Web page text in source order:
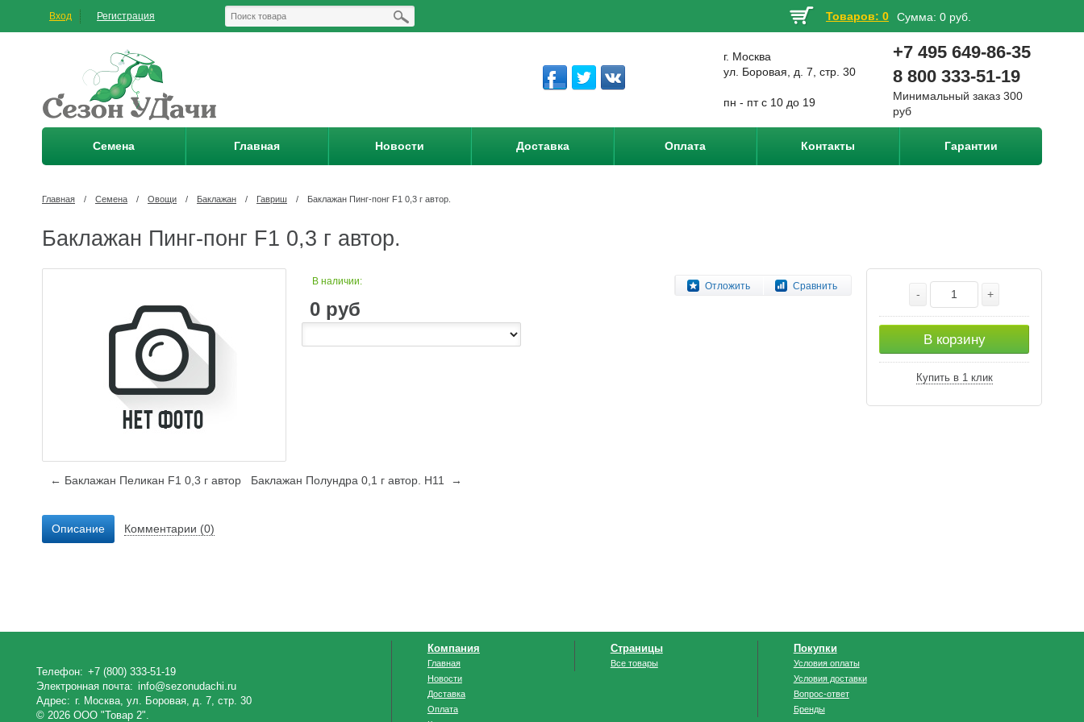
Вход Регистрация Товаров: 0 Сумма: 0 руб.
г. Москва
ул. Боровая, д. 7, стр. 30
пн - пт с 10 до 19
+7 495 649-86-35
8 800 333-51-19
Минимальный заказ 300
руб
Семена Главная Новости Доставка Оплата Контакты Гарантии
Главная / Семена / Овощи / Баклажан / Гавриш / Баклажан Пинг-понг F1 0,3 г автор.
Баклажан Пинг-понг F1 0,3 г автор.
Отложить Сравнить
В наличии:
0 руб
- +
В корзину
Купить в 1 клик
← Баклажан Пеликан F1 0,3 г автор Баклажан Полундра 0,1 г автор. Н11 →
Описание Комментарии (0)
Телефон: +7 (800) 333-51-19
Электронная почта: info@sezonudachi.ru
Адрес: г. Москва, ул. Боровая, д. 7, стр. 30
© 2026 ООО "Товар 2".
Компания
Главная
Новости
Доставка
Оплата
Страницы
Все товары
Покупки
Условия оплаты
Условия доставки
Вопрос-ответ
Бренды